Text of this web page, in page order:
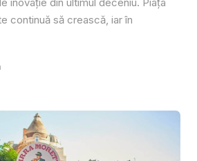
continuă să crească, iar în